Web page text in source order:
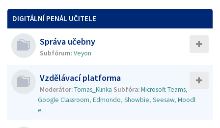
DIGITÁLNÍ PENÁL UČITELE
Správa učebny
Subfórum:Veyon
Vzdělávací platforma
Moderátor:Tomas_Klinka Subfóra:Microsoft Teams,
Google Classroom, Edmondo, Showbie, Seesaw, Moodl
e